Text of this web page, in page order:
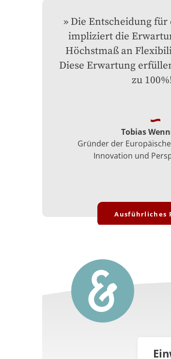
Die Entscheidung
impliziert die
Höchstmaß an
Diese Erwartung
zu
Tobias
Gründer der
Innovation und
Ausführliches